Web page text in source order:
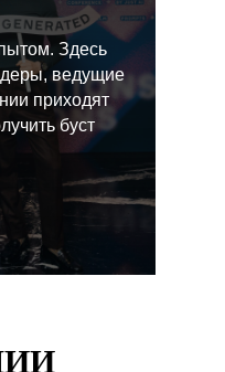
Здесь
ведущие
приходят
буст